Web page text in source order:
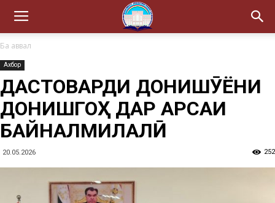
Ба аввал
Ахбор
ДАСТОВАРДИ ДОНИШҶӮЁНИ
ДОНИШГОҲ ДАР АРСАИ
БАЙНАЛМИЛАЛӢ
20.05.2026 252